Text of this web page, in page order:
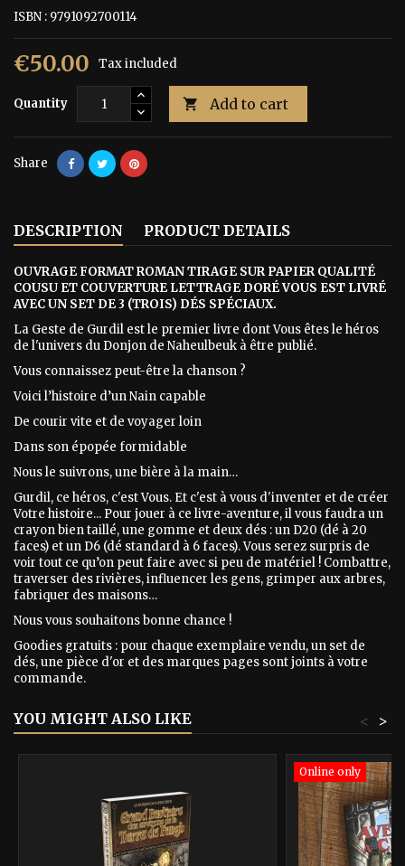
ISBN : 9791092700114
€50.00 Tax included
Quantity  Add to cart
Share
DESCRIPTION PRODUCT DETAILS
OUVRAGE FORMAT ROMAN TIRAGE SUR PAPIER QUALITÉ
COUSU ET COUVERTURE LETTRAGE DORÉ VOUS EST LIVRÉ
AVEC UN SET DE 3 (TROIS) DÉS SPÉCIAUX.
La Geste de Gurdil est le premier livre dont Vous êtes le héros
de l'univers du Donjon de Naheulbeuk à être publié.
Vous connaissez peut-être la chanson ?
Voici l’histoire d’un Nain capable
De courir vite et de voyager loin
Dans son épopée formidable
Nous le suivrons, une bière à la main…
Gurdil, ce héros, c'est Vous. Et c'est à vous d'inventer et de créer
Votre histoire... Pour jouer à ce livre-aventure, il vous faudra un
crayon bien taillé, une gomme et deux dés : un D20 (dé à 20
faces) et un D6 (dé standard à 6 faces). Vous serez surpris de
voir tout ce qu’on peut faire avec si peu de matériel ! Combattre,
traverser des rivières, influencer les gens, grimper aux arbres,
fabriquer des maisons…
Nous vous souhaitons bonne chance !
Goodies gratuits : pour chaque exemplaire vendu, un set de
dés, une pièce d'or et des marques pages sont joints à votre
commande.
YOU MIGHT ALSO LIKE >
<
Online only